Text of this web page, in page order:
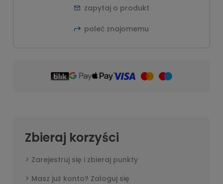
zapytaj o produkt
poleć znajomemu
Zbieraj korzyści
Zarejestruj się i zbieraj punkty
Masz już konto? Zaloguj się